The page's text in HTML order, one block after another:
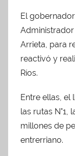
c
e
b
k
itt
er
El
Arrieta, para
reactivó y
Ríos.
Entre ellas, el
las rutas N°1,
millones de
entrerriano.